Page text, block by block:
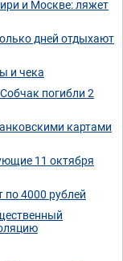
и Москве: ляжет
дней отдыхают
и чека
погибли 2
картами
11 октября
4000 рублей